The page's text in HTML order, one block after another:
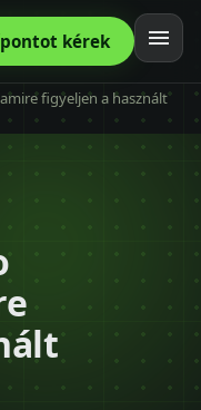
kérek
figyeljen a használt